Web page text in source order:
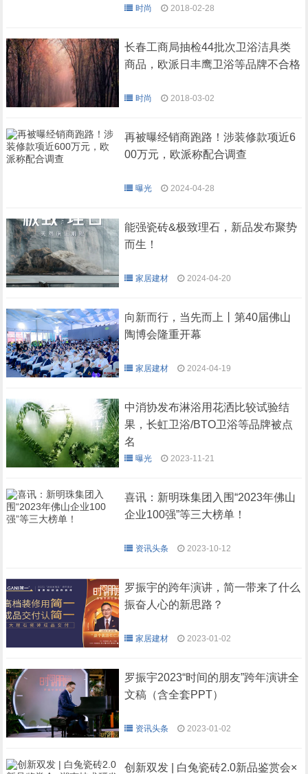
时尚 2018-02-28
长春工商局抽检44批次卫浴洁具类
商品，欧派日丰鹰卫浴等品牌不合格
时尚 2018-03-02
再被曝经销商跑路！涉装修款项近6
00万元，欧派称配合调查
曝光 2024-04-28
能强瓷砖&极致理石，新品发布聚势
而生！
家居建材 2024-04-20
向新而行，当先而上丨第40届佛山
陶博会隆重开幕
家居建材 2024-04-19
中消协发布淋浴用花洒比较试验结
果，长虹卫浴/BTO卫浴等品牌被点
名
曝光 2023-11-21
喜讯：新明珠集团入围“2023年佛山
企业100强”等三大榜单！
资讯头条 2023-10-12
罗振宇的跨年演讲，简一带来了什么
振奋人心的新思路？
家居建材 2023-01-02
罗振宇2023“时间的朋友”跨年演讲全
文稿（含全套PPT）
资讯头条 2023-01-02
创新双发 | 白兔瓷砖2.0新品鉴赏会×